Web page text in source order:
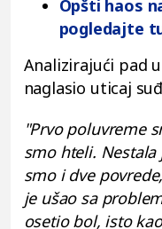
Opšti haos
pogledajte
Analizirajući pad
naglasio uticaj
"Prvo poluvreme
smo hteli.
smo i dve
je ušao sa
osetio bol, isto